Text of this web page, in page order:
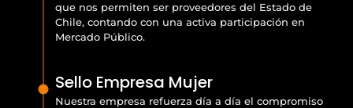
que nos permiten ser proveedores del Estado de
Chile, contando con una activa participación en
Mercado Público.
Sello Empresa Mujer
Nuestra empresa refuerza día a día el compromiso